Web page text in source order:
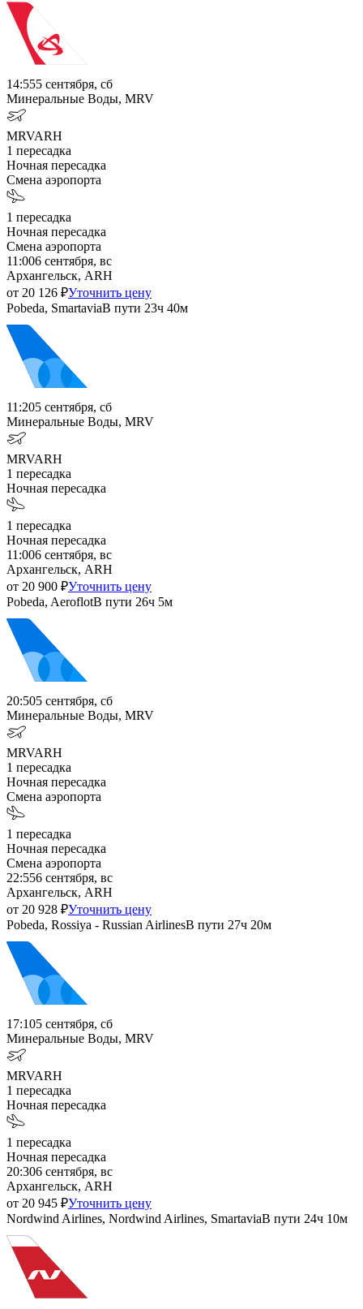
14:555 сентября, сб
Минеральные Воды, MRV
MRVARH
1 пересадка
Ночная пересадка
Смена аэропорта
1 пересадка
Ночная пересадка
Смена аэропорта
11:006 сентября, вс
Архангельск, ARH
от 20 126 ₽Уточнить цену
Pobeda, SmartaviaВ пути 23ч 40м
11:205 сентября, сб
Минеральные Воды, MRV
MRVARH
1 пересадка
Ночная пересадка
1 пересадка
Ночная пересадка
11:006 сентября, вс
Архангельск, ARH
от 20 900 ₽Уточнить цену
Pobeda, AeroflotВ пути 26ч 5м
20:505 сентября, сб
Минеральные Воды, MRV
MRVARH
1 пересадка
Ночная пересадка
Смена аэропорта
1 пересадка
Ночная пересадка
Смена аэропорта
22:556 сентября, вс
Архангельск, ARH
от 20 928 ₽Уточнить цену
Pobeda, Rossiya - Russian AirlinesВ пути 27ч 20м
17:105 сентября, сб
Минеральные Воды, MRV
MRVARH
1 пересадка
Ночная пересадка
1 пересадка
Ночная пересадка
20:306 сентября, вс
Архангельск, ARH
от 20 945 ₽Уточнить цену
Nordwind Airlines, Nordwind Airlines, SmartaviaВ пути 24ч 10м